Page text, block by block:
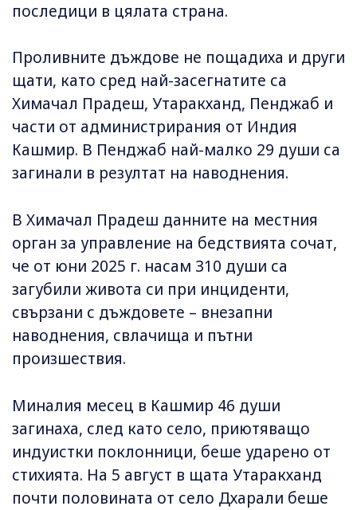
последици в цялата страна.
Проливните дъждове не пощадиха и други
щати, като сред най-засегнатите са
Химачал Прадеш, Утаракханд, Пенджаб и
части от администрирания от Индия
Кашмир. В Пенджаб най-малко 29 души са
загинали в резултат на наводнения.
В Химачал Прадеш данните на местния
орган за управление на бедствията сочат,
че от юни 2025 г. насам 310 души са
загубили живота си при инциденти,
свързани с дъждовете – внезапни
наводнения, свлачища и пътни
произшествия.
Миналия месец в Кашмир 46 души
загинаха, след като село, приютяващо
индуистки поклонници, беше ударено от
стихията. На 5 август в щата Утаракханд
почти половината от село Дхарали беше